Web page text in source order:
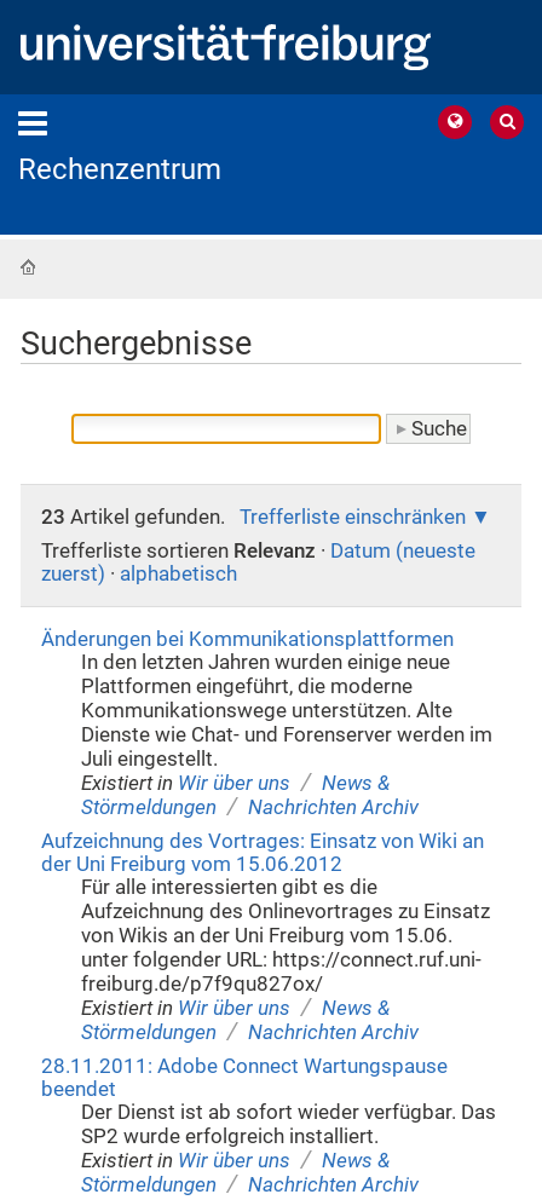
Rechenzentrum
Suchergebnisse
23 Artikel gefunden.
Trefferliste einschränken
Trefferliste sortieren Relevanz · Datum (neueste
zuerst) · alphabetisch
Änderungen bei Kommunikationsplattformen
In den letzten Jahren wurden einige neue
Plattformen eingeführt, die moderne
Kommunikationswege unterstützen. Alte
Dienste wie Chat- und Forenserver werden im
Juli eingestellt.
Existiert in Wir über uns / News &
Störmeldungen / Nachrichten Archiv
Aufzeichnung des Vortrages: Einsatz von Wiki an
der Uni Freiburg vom 15.06.2012
Für alle interessierten gibt es die
Aufzeichnung des Onlinevortrages zu Einsatz
von Wikis an der Uni Freiburg vom 15.06.
unter folgender URL: https://connect.ruf.uni-
freiburg.de/p7f9qu827ox/
Existiert in Wir über uns / News &
Störmeldungen / Nachrichten Archiv
28.11.2011: Adobe Connect Wartungspause
beendet
Der Dienst ist ab sofort wieder verfügbar. Das
SP2 wurde erfolgreich installiert.
Existiert in Wir über uns / News &
Störmeldungen / Nachrichten Archiv